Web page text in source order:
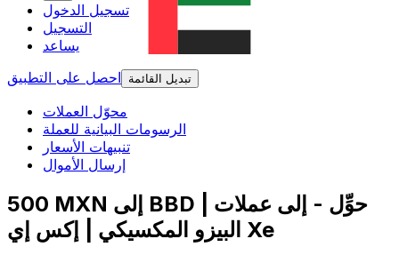
تسجيل الدخول
التسجيل
يساعد
احصل على التطبيق
تبديل القائمة
محوّل العملات
الرسومات البيانية للعملة
تنبيهات الأسعار
إرسال الأموال
500 MXN إلى BBD | حوِّل - إلى عملات
البيزو المكسيكي | إكس إي Xe